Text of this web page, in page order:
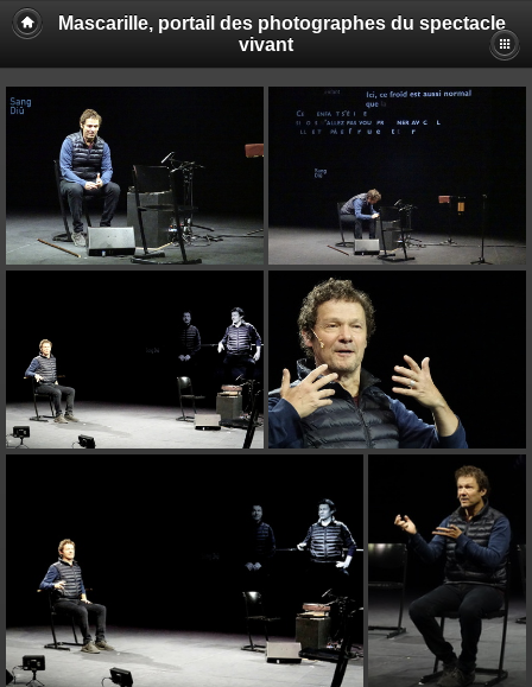
Mascarille, portail des photographes du spectacle
vivant